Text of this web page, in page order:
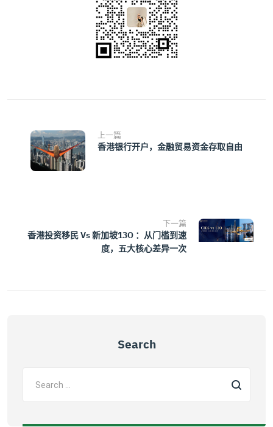
上一篇
香港银行开户，金融贸易资金存取自由
下一篇
香港投资移民 Vs 新加坡13O ：从门槛到速
度，五大核心差异一次
Search